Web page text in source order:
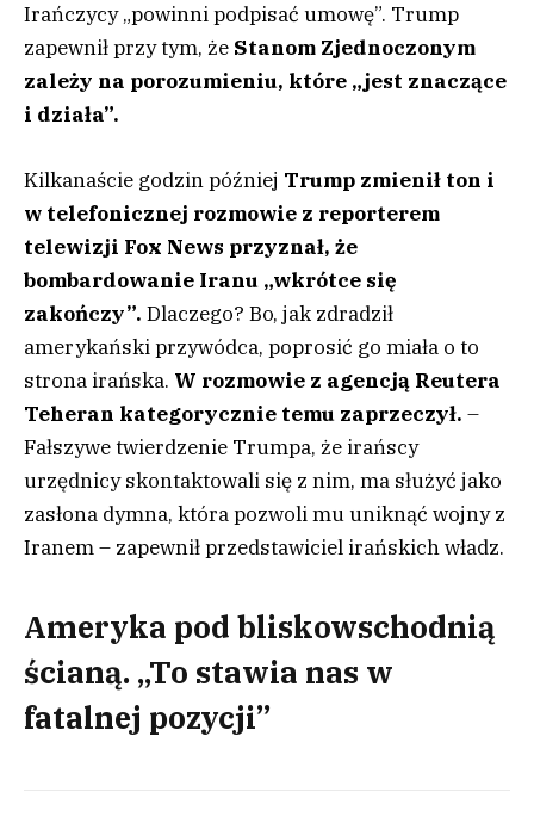
Irańczycy „powinni podpisać umowę”. Trump
zapewnił przy tym, że Stanom Zjednoczonym
zależy na porozumieniu, które „jest znaczące
i działa”.
Kilkanaście godzin później Trump zmienił ton i
w telefonicznej rozmowie z reporterem
telewizji Fox News przyznał, że
bombardowanie Iranu „wkrótce się
zakończy”. Dlaczego? Bo, jak zdradził
amerykański przywódca, poprosić go miała o to
strona irańska. W rozmowie z agencją Reutera
Teheran kategorycznie temu zaprzeczył. –
Fałszywe twierdzenie Trumpa, że irańscy
urzędnicy skontaktowali się z nim, ma służyć jako
zasłona dymna, która pozwoli mu uniknąć wojny z
Iranem – zapewnił przedstawiciel irańskich władz.
Ameryka pod bliskowschodnią
ścianą. „To stawia nas w
fatalnej pozycji”